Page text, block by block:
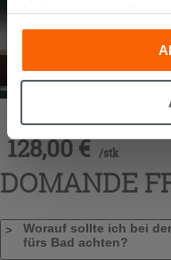
Analyse unseres
anderen Informationen,
die sie aufgrund Ihrer
gesammelt haben,
möchten oder Ihre
Zustimmung kann
„Cookies akzeptieren“
die Schaltfläche "X"
WANDSPIEGEL BÜNDIG
90X64
128,00€ /stk
DOMANDE
Worauf sollte ich bei
fürs Bad achten?